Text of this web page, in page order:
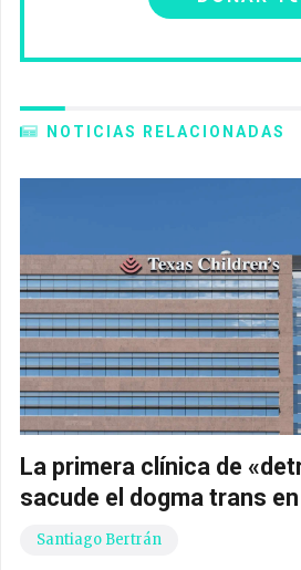
NOTICIAS RELACIONADAS
La primera clínica de
sacude el dogma trans
Santiago Bertrán